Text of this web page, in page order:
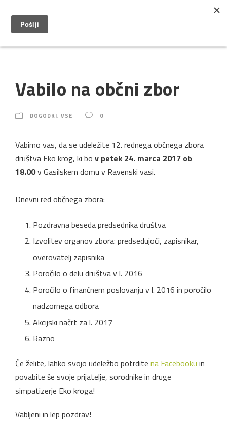
Vabilo na občni zbor
DOGODKI, VSE 0
Vabimo vas, da se udeležite 12. rednega občnega zbora
društva Eko krog, ki bo v petek 24. marca 2017 ob
18.00v Gasilskem domu v Ravenski vasi.
Dnevni red občnega zbora:
Pozdravna beseda predsednika društva
Izvolitev organov zbora: predsedujoči, zapisnikar,
overovatelj zapisnika
Poročilo o delu društva v l. 2016
Poročilo o finančnem poslovanju v l. 2016 in poročilo
nadzornega odbora
Akcijski načrt za l. 2017
Razno
Če želite, lahko svojo udeležbo potrdite na Facebooku in
povabite še svoje prijatelje, sorodnike in druge
simpatizerje Eko kroga!
Vabljeni in lep pozdrav!